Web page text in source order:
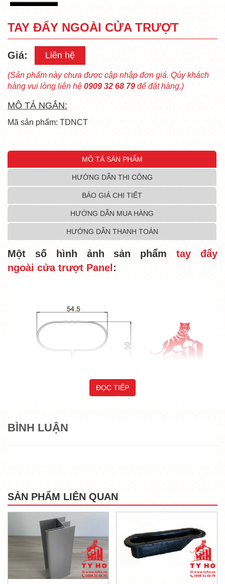
TAY ĐẨY NGOÀI CỬA TRƯỢT
Giá: Liên hệ
(Sản phẩm này chưa được cập nhập đơn giá. Qúy khách
hàng vui lòng liên hệ 0909 32 68 79 để đặt hàng.)
MÔ TẢ NGẮN:
Mã sản phẩm: TDNCT
MÔ TẢ SẢN PHẨM
HƯỚNG DẪN THI CÔNG
BÁO GIÁ CHI TIẾT
HƯỚNG DẪN MUA HÀNG
HƯỚNG DẪN THANH TOÁN
Một số hình ảnh sản phẩmtay đẩy
ngoài cửa trượt Panel:
ĐỌC TIẾP
BÌNH LUẬN
SẢN PHẨM LIÊN QUAN